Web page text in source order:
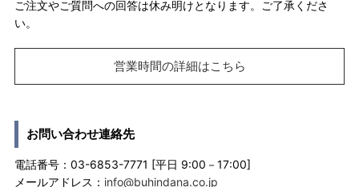
ご注文やご質問への回答は休み明けとなります。ご了承くださ
い。
営業時間の詳細はこちら
お問い合わせ連絡先
電話番号：03-6853-7771 [平日 9:00－17:00]
メールアドレス： info@buhindana.co.jp